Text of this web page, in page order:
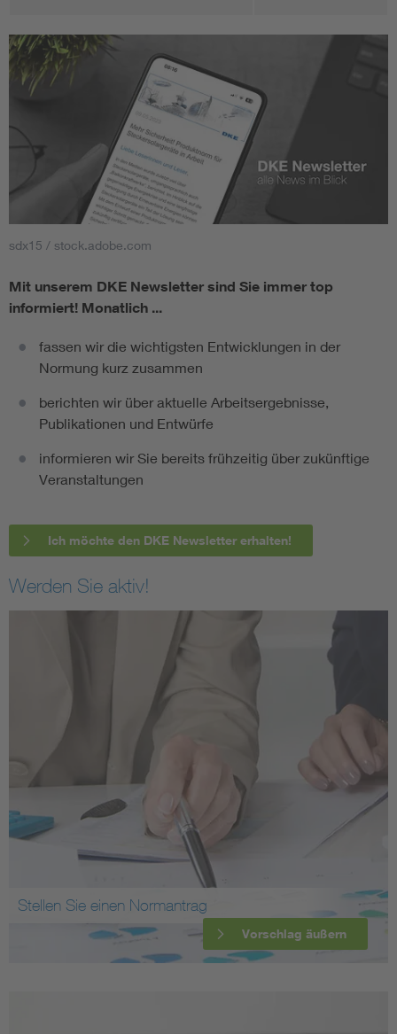
sdx15 / stock.adobe.com
Mit unserem DKE Newsletter sind Sie immer top
informiert! Monatlich ...
fassen wir die wichtigsten Entwicklungen in der
Normung kurz zusammen
berichten wir über aktuelle Arbeitsergebnisse,
Publikationen und Entwürfe
informieren wir Sie bereits frühzeitig über zukünftige
Veranstaltungen
Ich möchte den DKE Newsletter erhalten!
Werden Sie aktiv!
Stellen Sie einen Normantrag
Vorschlag äußern